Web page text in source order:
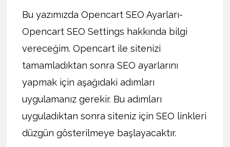
Bu yazımızda Opencart SEO Ayarları-
Opencart SEO Settings hakkında bilgi
vereceğim. Opencart ile sitenizi
tamamladıktan sonra SEO ayarlarını
yapmak için aşağıdaki adımları
uygulamanız gerekir. Bu adımları
uyguladıktan sonra siteniz için SEO linkleri
düzgün gösterilmeye başlayacaktır.